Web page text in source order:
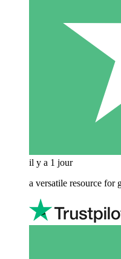
il y a 1 jour
a versatile resource for